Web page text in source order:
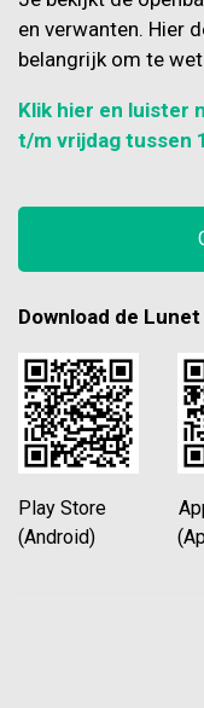
en verwanten. Hier
belangrijk om te
Klik hier en luister
t/m vrijdag tussen
Download de
Play Store App
(Android)